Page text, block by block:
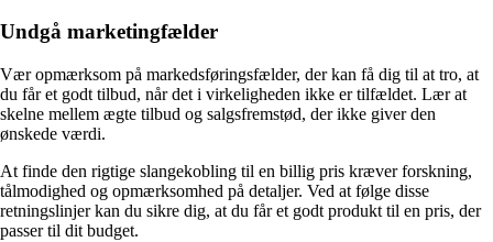
Undgå marketingfælder
Vær opmærksom på markedsføringsfælder, der kan få dig til at tro, at
du får et godt tilbud, når det i virkeligheden ikke er tilfældet. Lær at
skelne mellem ægte tilbud og salgsfremstød, der ikke giver den
ønskede værdi.
At finde den rigtige slangekobling til en billig pris kræver forskning,
tålmodighed og opmærksomhed på detaljer. Ved at følge disse
retningslinjer kan du sikre dig, at du får et godt produkt til en pris, der
passer til dit budget.